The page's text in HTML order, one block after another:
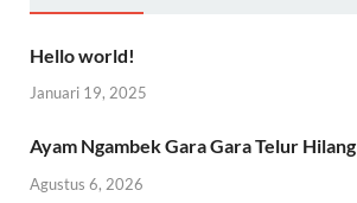
Hello world!
Januari 19, 2025
Ayam Ngambek Gara Gara Telur Hilang
Agustus 6, 2026